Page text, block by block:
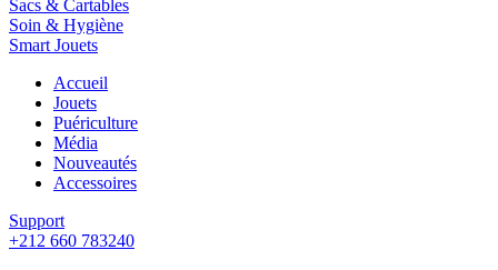
Sacs & Cartables
Soin & Hygiène
Smart Jouets
Accueil
Jouets
Puériculture
Média
Nouveautés
Accessoires
Support
+212 660 783240